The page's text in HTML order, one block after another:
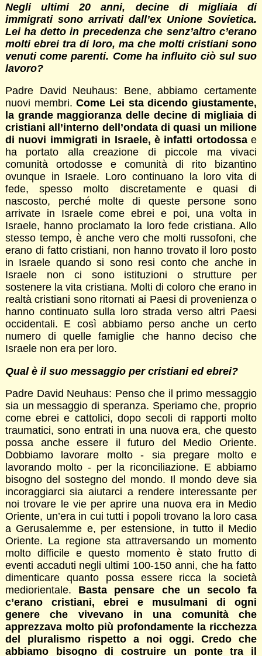
Negli ultimi 20 anni, decine di migliaia di
immigrati sono arrivati dall’ex Unione Sovietica.
Lei ha detto in precedenza che senz’altro c’erano
molti ebrei tra di loro, ma che molti cristiani sono
venuti come parenti. Come ha influito ciò sul suo
lavoro?
Padre David Neuhaus: Bene, abbiamo certamente
nuovi membri.Come Lei sta dicendo giustamente,
la grande maggioranza delle decine di migliaia di
cristiani all’interno dell’ondata di quasi un milione
di nuovi immigrati in Israele, è infatti ortodossae
ha portato alla creazione di piccole ma vivaci
comunità ortodosse e comunità di rito bizantino
ovunque in Israele. Loro continuano la loro vita di
fede, spesso molto discretamente e quasi di
nascosto, perché molte di queste persone sono
arrivate in Israele come ebrei e poi, una volta in
Israele, hanno proclamato la loro fede cristiana. Allo
stesso tempo, è anche vero che molti russofoni, che
erano di fatto cristiani, non hanno trovato il loro posto
in Israele quando si sono resi conto che anche in
Israele non ci sono istituzioni o strutture per
sostenere la vita cristiana. Molti di coloro che erano in
realtà cristiani sono ritornati ai Paesi di provenienza o
hanno continuato sulla loro strada verso altri Paesi
occidentali. E così abbiamo perso anche un certo
numero di quelle famiglie che hanno deciso che
Israele non era per loro.
Qual è il suo messaggio per cristiani ed ebrei?
Padre David Neuhaus: Penso che il primo messaggio
sia un messaggio di speranza. Speriamo che, proprio
come ebrei e cattolici, dopo secoli di rapporti molto
traumatici, sono entrati in una nuova era, che questo
possa anche essere il futuro del Medio Oriente.
Dobbiamo lavorare molto - sia pregare molto e
lavorando molto - per la riconciliazione. E abbiamo
bisogno del sostegno del mondo. Il mondo deve sia
incoraggiarci sia aiutarci a rendere interessante per
noi trovare le vie per aprire una nuova era in Medio
Oriente, un’era in cui tutti i popoli trovano la loro casa
a Gerusalemme e, per estensione, in tutto il Medio
Oriente. La regione sta attraversando un momento
molto difficile e questo momento è stato frutto di
eventi accaduti negli ultimi 100-150 anni, che ha fatto
dimenticare quanto possa essere ricca la società
mediorientale. Basta pensare che un secolo fa
c’erano cristiani, ebrei e musulmani di ogni
genere che vivevano in una comunità che
apprezzava molto più profondamente la ricchezza
del pluralismo rispetto a noi oggi. Credo che
abbiamo bisogno di costruire un ponte tra il